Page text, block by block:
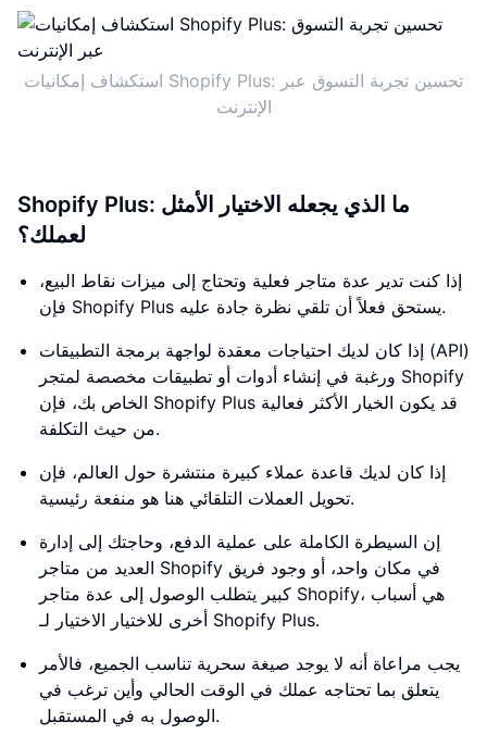
استكشاف إمكانيات Shopify Plus: تحسين تجربة التسوق عبر
الإنترنت
Shopify Plus: ما الذي يجعله الاختيار الأمثل
لعملك؟
إذا كنت تدير عدة متاجر فعلية وتحتاج إلى ميزات نقاط البيع،
فإن Shopify Plus يستحق فعلاً أن تلقي نظرة جادة عليه.
إذا كان لديك احتياجات معقدة لواجهة برمجة التطبيقات (API)
ورغبة في إنشاء أدوات أو تطبيقات مخصصة لمتجر Shopify
الخاص بك، فإن Shopify Plus قد يكون الخيار الأكثر فعالية
من حيث التكلفة.
إذا كان لديك قاعدة عملاء كبيرة منتشرة حول العالم، فإن
تحويل العملات التلقائي هنا هو منفعة رئيسية.
إن السيطرة الكاملة على عملية الدفع، وحاجتك إلى إدارة
العديد من متاجر Shopify في مكان واحد، أو وجود فريق
كبير يتطلب الوصول إلى عدة متاجر Shopify، هي أسباب
أخرى للاختيار الاختيار لـ Shopify Plus.
يجب مراعاة أنه لا يوجد صيغة سحرية تناسب الجميع، فالأمر
يتعلق بما تحتاجه عملك في الوقت الحالي وأين ترغب في
الوصول به في المستقبل.